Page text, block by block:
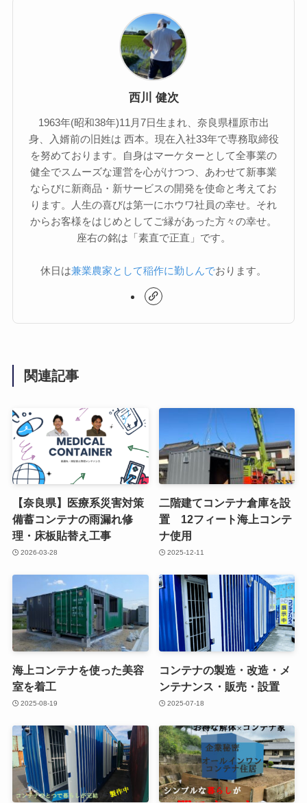
西川 健次
1963年(昭和38年)11月7日生まれ、奈良県橿原市出
身、入婿前の旧姓は 西本。現在入社33年で専務取締役
を努めております。自身はマーケターとして全事業の
健全でスムーズな運営を心がけつつ、あわせて新事業
ならびに新商品・新サービスの開発を使命と考えてお
ります。人生の喜びは第一にホウワ社員の幸せ。それ
からお客様をはじめとしてご縁があった方々の幸せ。
座右の銘は「素直で正直」です。
休日は兼業農家として稲作に勤しんでおります。
関連記事
【奈良県】医療系災害対策
備蓄コンテナの雨漏れ修
理・床板貼替え工事
2026-03-28
二階建てコンテナ倉庫を設
置 12フィート海上コンテ
ナ使用
2025-12-11
海上コンテナを使った美容
室を着工
2025-08-19
コンテナの製造・改造・メ
ンテナンス・販売・設置
2025-07-18